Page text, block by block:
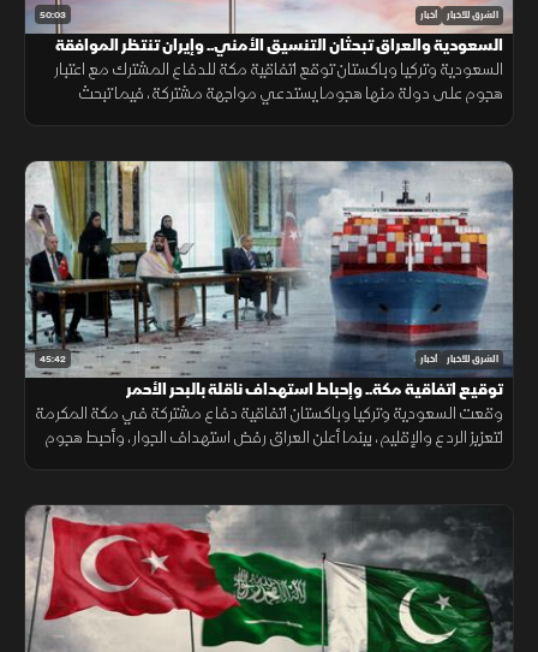
50:03 الشرق للأخبار أخبار
السعودية والعراق تبحثان التنسيق الأمني.. وإيران تنتظر الموافقة
على اتفاق "هرمز"
السعودية وتركيا وباكستان توقع اتفاقية مكة للدفاع المشترك مع اعتبار
هجوم على دولة منها هجوما يستدعي مواجهة مشتركة، فيما تبحث
45:42 الشرق للأخبار أخبار
توقيع اتفاقية مكة.. وإحباط استهداف ناقلة بالبحر الأحمر
وقعت السعودية وتركيا وباكستان اتفاقية دفاع مشتركة في مكة المكرمة
لتعزيز الردع والإقليم، بينما أعلن العراق رفض استهداف الجوار، وأحبط هجوم